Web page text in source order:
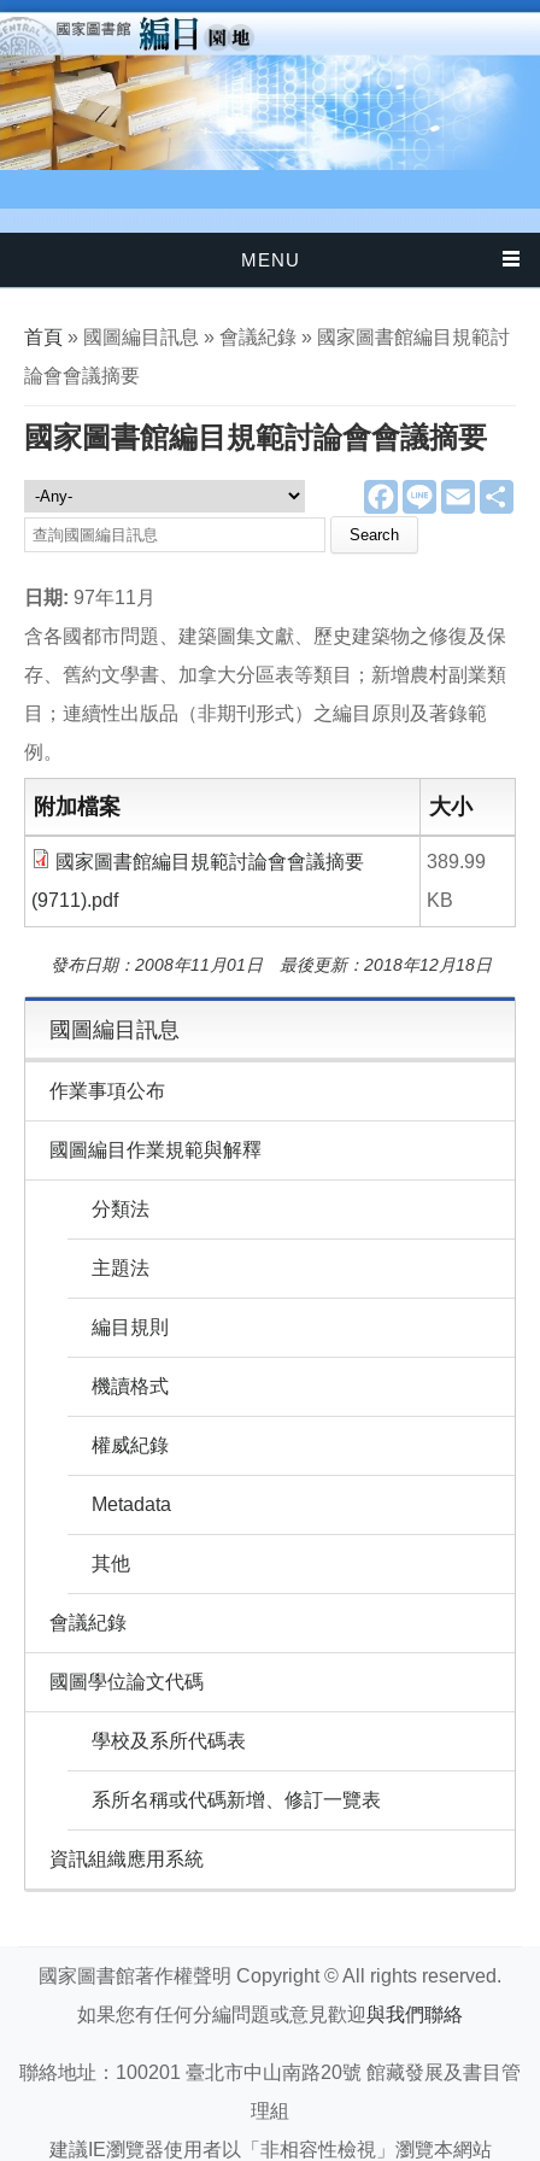
移至主內容
MENU
您在這裡
首頁 » 國圖編目訊息 » 會議紀錄 » 國家圖書館編目規範討
論會會議摘要
國家圖書館編目規範討論會會議摘要
F
a
e
k
L
E
m
國圖編目訊息
Search this site
日期: 97年11月
含各國都市問題、建築圖集文獻、歷史建築物之修復及保
存、舊約文學書、加拿大分區表等類目；新增農村副業類
目；連續性出版品（非期刊形式）之編目原則及著錄範
例。
附加檔案 大小
國家圖書館編目規範討論會會議摘要
(9711).pdf
389.99
KB
發布日期：2008年11月01日 最後更新：2018年12月18日
國圖編目訊息
作業事項公布
國圖編目作業規範與解釋
分類法
主題法
編目規則
機讀格式
權威紀錄
Metadata
其他
會議紀錄
國圖學位論文代碼
學校及系所代碼表
系所名稱或代碼新增、修訂一覽表
資訊組織應用系統
國家圖書館著作權聲明 Copyright © All rights reserved.
如果您有任何分編問題或意見歡迎與我們聯絡
聯絡地址：100201 臺北市中山南路20號 館藏發展及書目管
理組
建議IE瀏覽器使用者以「非相容性檢視」瀏覽本網站